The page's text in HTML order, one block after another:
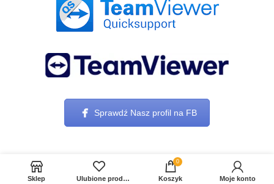
Sprawdź Nasz profil na FB
Sklep Ulubione produkty
0
Koszyk Moje konto